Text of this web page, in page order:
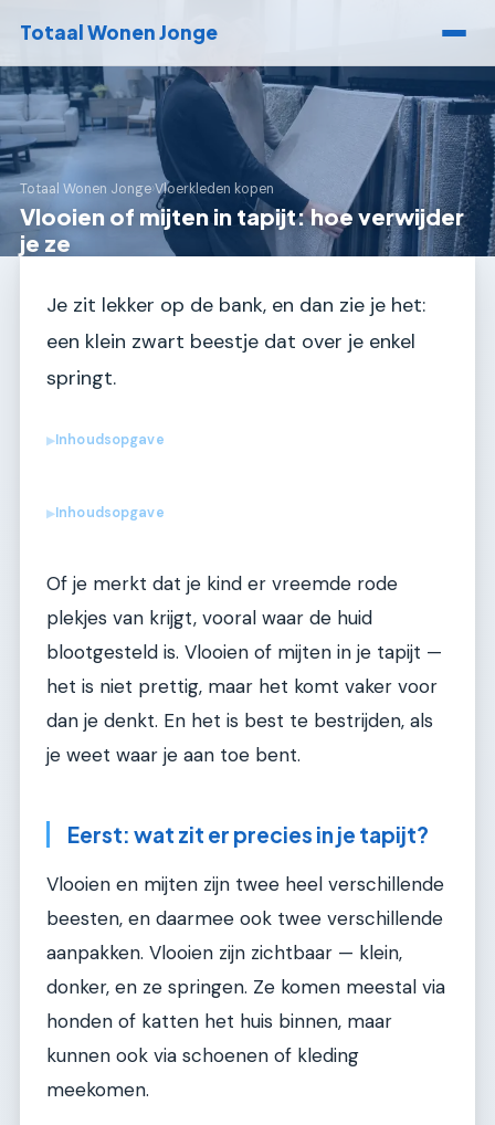
Totaal Wonen Jonge
Totaal Wonen Jonge›Vloerkleden kopen
Vlooien of mijten in tapijt: hoe verwijder
je ze
Je zit lekker op de bank, en dan zie je het:
een klein zwart beestje dat over je enkel
springt.
▶Inhoudsopgave
▶Inhoudsopgave
Of je merkt dat je kind er vreemde rode
plekjes van krijgt, vooral waar de huid
blootgesteld is. Vlooien of mijten in je tapijt —
het is niet prettig, maar het komt vaker voor
dan je denkt. En het is best te bestrijden, als
je weet waar je aan toe bent.
Eerst: wat zit er precies in je tapijt?
Vlooien en mijten zijn twee heel verschillende
beesten, en daarmee ook twee verschillende
aanpakken. Vlooien zijn zichtbaar — klein,
donker, en ze springen. Ze komen meestal via
honden of katten het huis binnen, maar
kunnen ook via schoenen of kleding
meekomen.